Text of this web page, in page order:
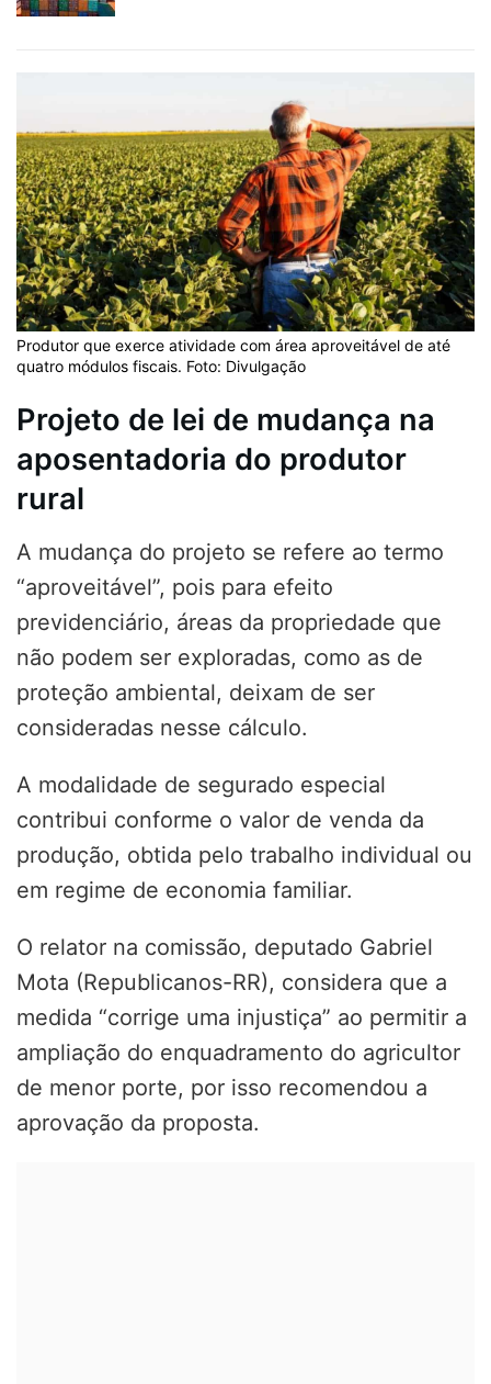
Produtor que exerce atividade com área aproveitável de até
quatro módulos fiscais. Foto: Divulgação
Projeto de lei de mudança na
aposentadoria do produtor
rural
A mudança do projeto se refere ao termo
“aproveitável”, pois para efeito
previdenciário, áreas da propriedade que
não podem ser exploradas, como as de
proteção ambiental, deixam de ser
consideradas nesse cálculo.
A modalidade de segurado especial
contribui conforme o valor de venda da
produção, obtida pelo trabalho individual ou
em regime de economia familiar.
O relator na comissão, deputado Gabriel
Mota (Republicanos-RR), considera que a
medida “corrige uma injustiça” ao permitir a
ampliação do enquadramento do agricultor
de menor porte, por isso recomendou a
aprovação da proposta.